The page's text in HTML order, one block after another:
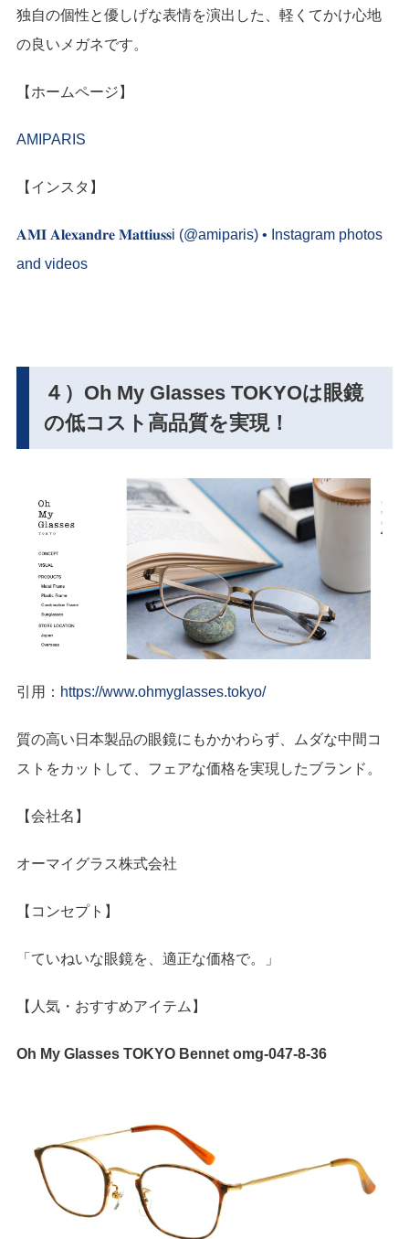
独自の個性と優しげな表情を演出した、軽くてかけ心地
の良いメガネです。
【ホームページ】
AMIPARIS
【インスタ】
𝐀𝐌𝐈 𝐀𝐥𝐞𝐱𝐚𝐧𝐝𝐫𝐞 𝐌𝐚𝐭𝐭𝐢𝐮𝐬𝐬i (@amiparis) • Instagram photos
and videos
４）Oh My Glasses TOKYOは眼鏡
の低コスト高品質を実現！
引用： https://www.ohmyglasses.tokyo/
質の高い日本製品の眼鏡にもかかわらず、ムダな中間コ
ストをカットして、フェアな価格を実現したブランド。
【会社名】
オーマイグラス株式会社
【コンセプト】
「ていねいな眼鏡を、適正な価格で。」
【人気・おすすめアイテム】
Oh My Glasses TOKYO Bennet omg-047-8-36